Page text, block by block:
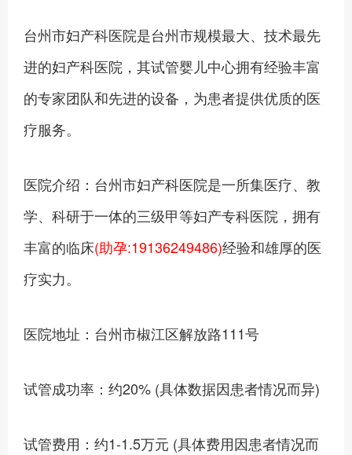
台州市妇产科医院是台州市规模最大、技术最先
进的妇产科医院，其试管婴儿中心拥有经验丰富
的专家团队和先进的设备，为患者提供优质的医
疗服务。
医院介绍：台州市妇产科医院是一所集医疗、教
学、科研于一体的三级甲等妇产专科医院，拥有
丰富的临床(助孕:19136249486)经验和雄厚的医
疗实力。
医院地址：台州市椒江区解放路111号
试管成功率：约20% (具体数据因患者情况而异)
试管费用：约1-1.5万元 (具体费用因患者情况而